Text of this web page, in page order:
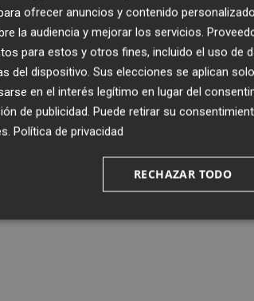
ofrecer anuncios y contenido
la audiencia y mejorar los servicios.
para estos y otros fines, incluido el uso de
del dispositivo. Sus elecciones se aplican
en el interés legítimo en lugar del
de publicidad. Puede retirar su
. Política de privacidad
RECHAZAR TODO